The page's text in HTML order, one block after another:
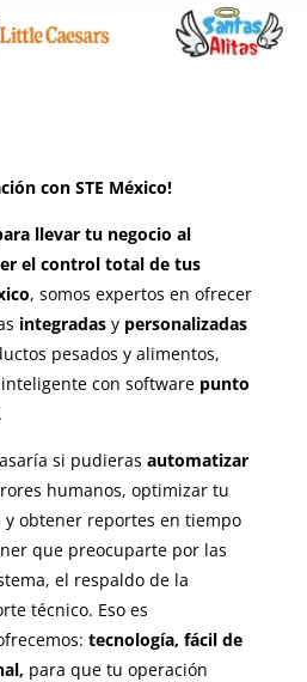
con STE México!
llevar tu negocio al
el control total de tus
, somos expertos en ofrecer
integradasy personalizadas
pesados y alimentos,
con software punto
.
si pudieras automatizar
humanos, optimizar tu
obtener reportes en tiempo
que preocuparte por las
el respaldo de la
técnico. Eso es
tecnología, fácil de
para que tu operación